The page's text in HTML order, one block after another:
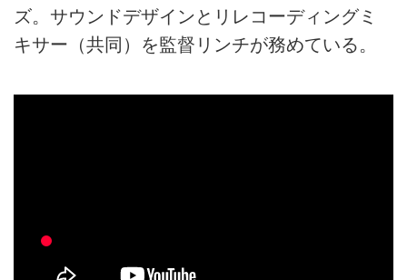
ズ。サウンドデザインとリレコーディングミ
キサー（共同）を監督リンチが務めている。